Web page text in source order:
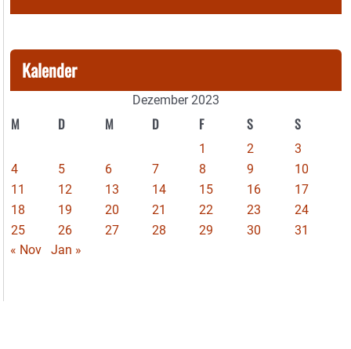
Kalender
Dezember 2023
M D M D F S S
1 2
3
4
5 6 7 8 9
10
11
12 13 14 15 16
17
18
19 20 21 22 23
24
25
26 27 28 29 30
31
« Nov
Jan »